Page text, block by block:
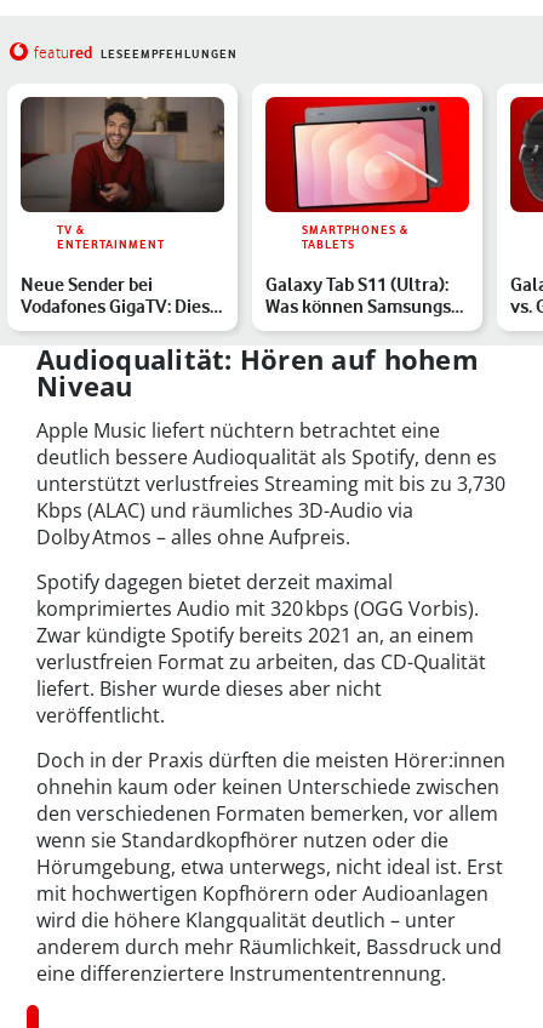
featured LESEEMPFEHLUNGEN
TV &
ENTERTAINMENT
Neue Sender bei
Vodafones GigaTV: Diese
7 TV-Kanäle sind jetzt
ko…
SMARTPHONES &
TABLETS
Galaxy Tab S11 (Ultra):
Was können Samsungs
neue Tablets?
vs.
Audioqualität: Hören auf hohem
Niveau
Apple Music liefert nüchtern betrachtet eine
deutlich bessere Audioqualität als Spotify, denn es
unterstützt verlustfreies Streaming mit bis zu 3,730
Kbps (ALAC) und räumliches 3D-Audio via
Dolby Atmos – alles ohne Aufpreis.
Spotify dagegen bietet derzeit maximal
komprimiertes Audio mit 320 kbps (OGG Vorbis).
Zwar kündigte Spotify bereits 2021 an, an einem
verlustfreien Format zu arbeiten, das CD-Qualität
liefert. Bisher wurde dieses aber nicht
veröffentlicht.
Doch in der Praxis dürften die meisten Hörer:innen
ohnehin kaum oder keinen Unterschiede zwischen
den verschiedenen Formaten bemerken, vor allem
wenn sie Standardkopfhörer nutzen oder die
Hörumgebung, etwa unterwegs, nicht ideal ist. Erst
mit hochwertigen Kopfhörern oder Audioanlagen
wird die höhere Klangqualität deutlich – unter
anderem durch mehr Räumlichkeit, Bassdruck und
eine differenziertere Instrumententrennung.